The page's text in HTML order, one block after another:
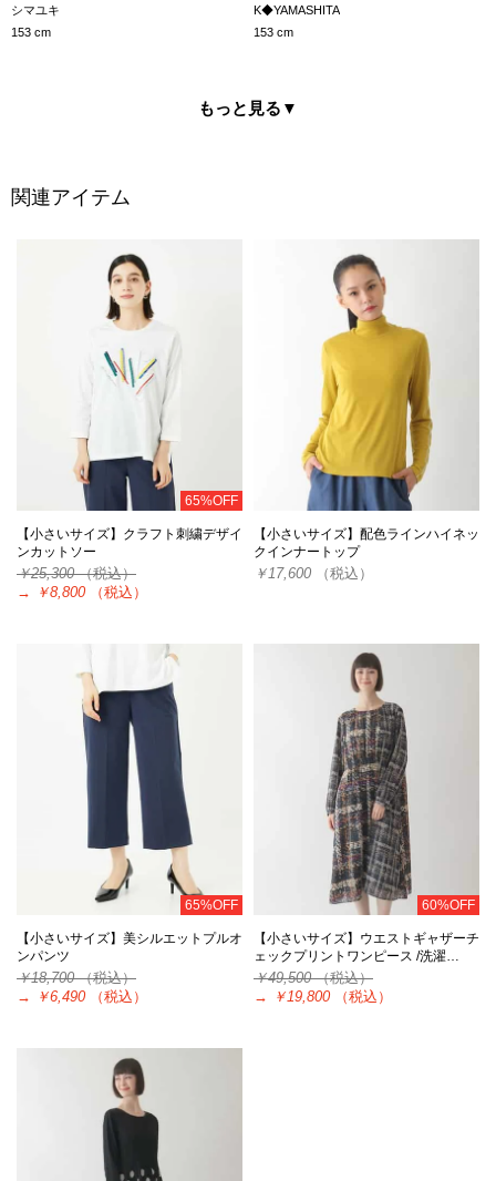
シマユキ
153 cm
K◆YAMASHITA
153 cm
もっと見る ▼
関連アイテム
65%OFF
【小さいサイズ】クラフト刺繍デザイ
ンカットソー
￥25,300（税込）
→
￥8,800 （税込）
【小さいサイズ】配色ラインハイネッ
クインナートップ
￥17,600 （税込）
65%OFF
【小さいサイズ】美シルエットプルオ
ンパンツ
￥18,700（税込）
→
￥6,490 （税込）
60%OFF
【小さいサイズ】ウエストギャザーチ
ェックプリントワンピース /洗濯…
￥49,500（税込）
→
￥19,800 （税込）